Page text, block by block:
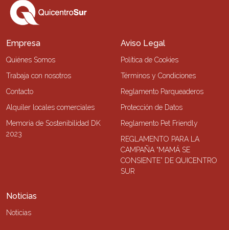
Empresa
Quiénes Somos
Trabaja con nosotros
Contacto
Alquiler locales comerciales
Memoria de Sostenibilidad DK
2023
Aviso Legal
Política de Cookies
Términos y Condiciones
Reglamento Parqueaderos
Protección de Datos
Reglamento Pet Friendly
REGLAMENTO PARA LA
CAMPAÑA “MAMÁ SE
CONSIENTE” DE QUICENTRO
SUR
Noticias
Noticias